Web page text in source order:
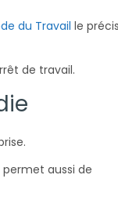
du Travail le
de travail.
aussi de